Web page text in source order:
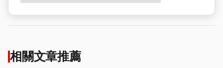
相關文章推薦